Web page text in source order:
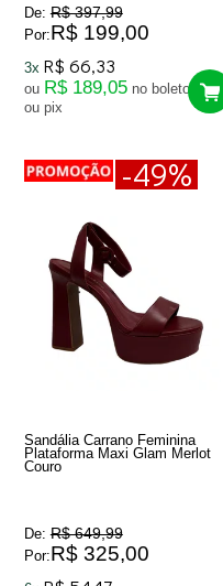
De: R$ 397,99
Por:R$ 199,00
3x R$ 66,33
ou R$ 189,05 no boleto
ou pix
-49%
Sandália Carrano Feminina
Plataforma Maxi Glam Merlot
Couro
De: R$ 649,99
Por:R$ 325,00